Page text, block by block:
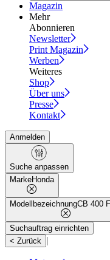
Magazin
Mehr
Abonnieren
Newsletter
Print Magazin
Werben
Weiteres
Shop
Über uns
Presse
Kontakt
Anmelden
Suche anpassen
MarkeHonda
ModellbezeichnungCB 400
Suchauftrag einrichten
< Zurück |